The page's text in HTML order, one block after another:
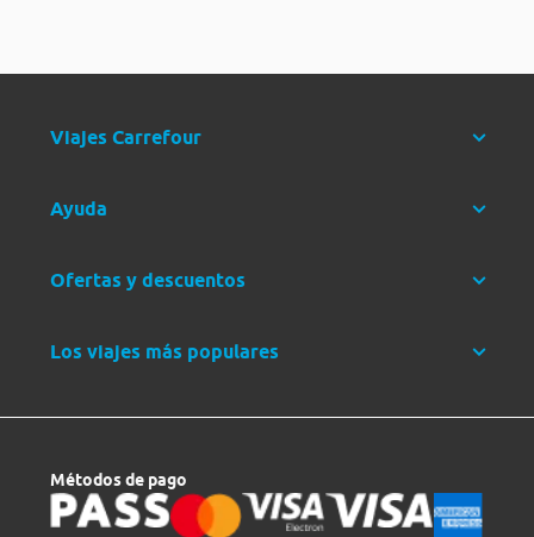
Viajes Carrefour
Ayuda
Ofertas y descuentos
Los viajes más populares
Métodos de pago